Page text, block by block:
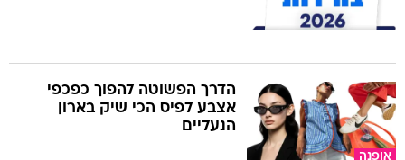
אופנה
הדרך הפשוטה להפוך כפכפי
אצבע לפיס הכי שיק בארון
הנעליים